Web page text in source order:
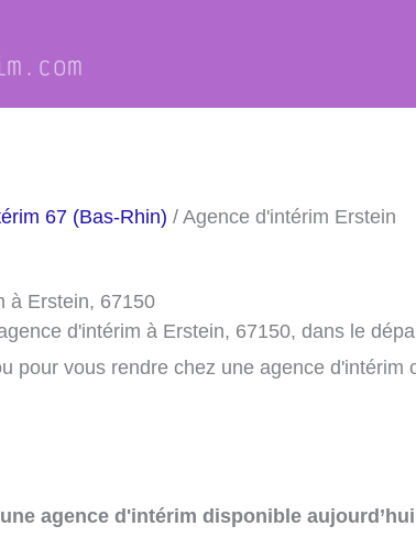
67 (Bas-Rhin) / Agence d'intérim Erstein
à Erstein, 67150
d'intérim à Erstein, 67150, dans le
pour vous rendre chez une agence d'intérim
agence d'intérim disponible